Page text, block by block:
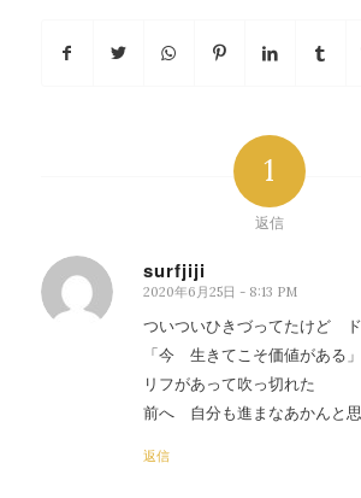
1
返信
surfjiji
says:
2020年6月25日 - 8:13 PM
ついついひきづってたけど
「今 生きてこそ価値がある
リフがあって吹っ切れた
前へ 自分も進まなあかんと思
返信